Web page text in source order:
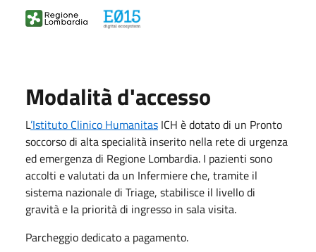
Modalità d'accesso
L’Istituto Clinico Humanitas ICH è dotato di un Pronto
soccorso di alta specialità inserito nella rete di urgenza
ed emergenza di Regione Lombardia. I pazienti sono
accolti e valutati da un Infermiere che, tramite il
sistema nazionale di Triage, stabilisce il livello di
gravità e la priorità di ingresso in sala visita.
Parcheggio dedicato a pagamento.